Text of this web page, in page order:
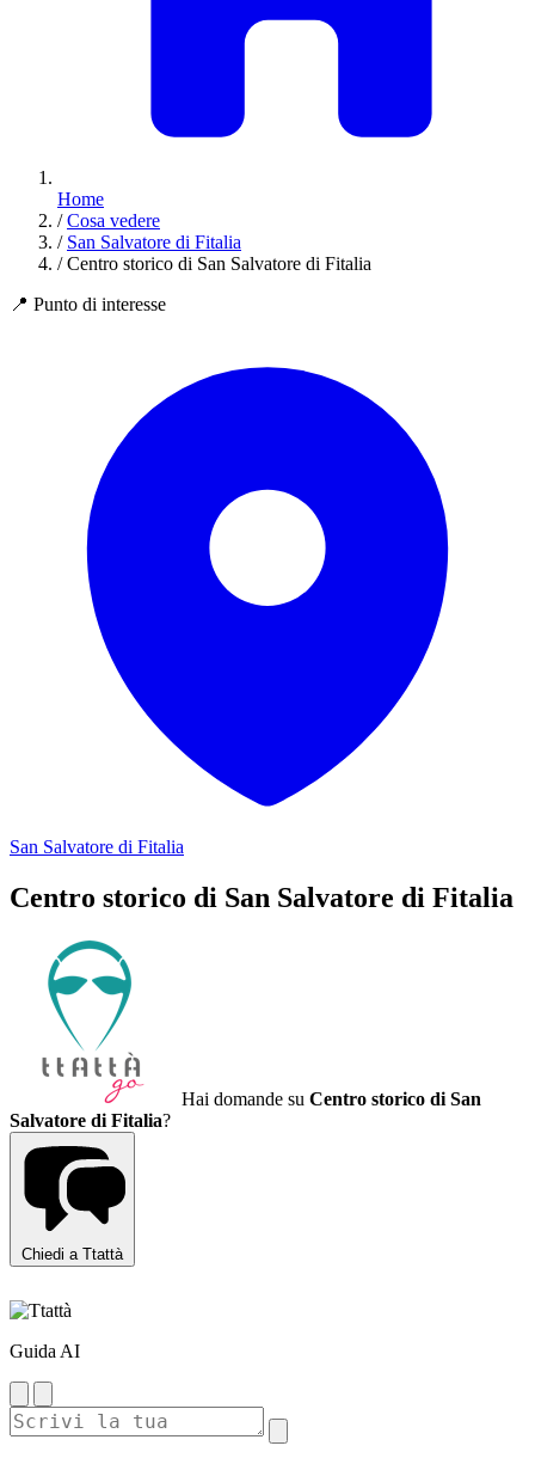
Home
/ Cosa vedere
/ San Salvatore di Fitalia
/ Centro storico di San Salvatore di Fitalia
📍 Punto di interesse
San Salvatore di Fitalia
Centro storico di San Salvatore di Fitalia
Hai domande su Centro storico di San
Salvatore di Fitalia?
Chiedi a Ttattà
Guida AI